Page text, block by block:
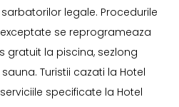
legale. Procedurile
se reprogrameaza
gratuit la piscina, sezlong
Turistii cazati la Hotel
specificate la Hotel